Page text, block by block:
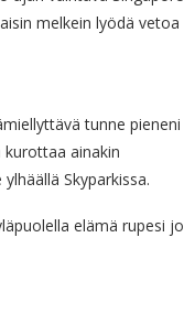
melkein lyödä vetoa
tunne pieneni
kurottaa ainakin
Skyparkissa.
elämä rupesi jo